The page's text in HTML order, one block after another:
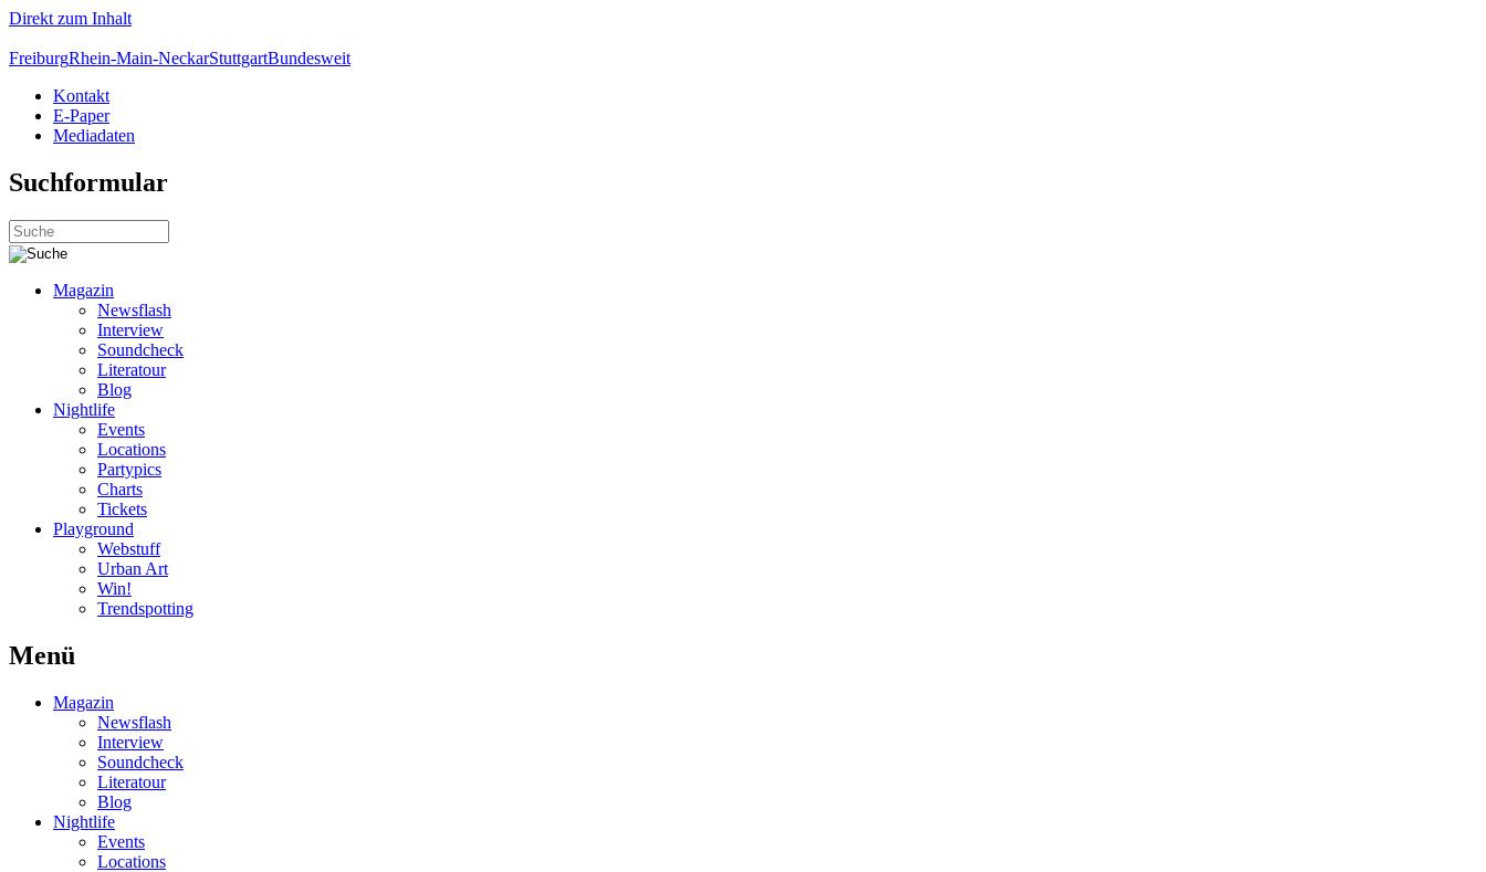
Direkt zum Inhalt
FreiburgRhein-Main-NeckarStuttgartBundesweit
Kontakt
E-Paper
Mediadaten
Suchformular
Magazin
Newsflash
Interview
Soundcheck
Literatour
Blog
Nightlife
Events
Locations
Partypics
Charts
Tickets
Playground
Webstuff
Urban Art
Win!
Trendspotting
Menü
Magazin
Newsflash
Interview
Soundcheck
Literatour
Blog
Nightlife
Events
Locations